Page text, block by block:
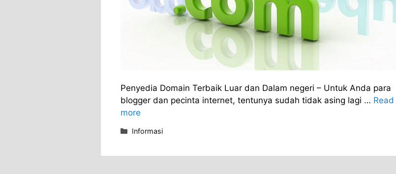
Penyedia Domain Terbaik Luar dan Dalam negeri – Untuk Anda para
blogger dan pecinta internet, tentunya sudah tidak asing lagi … Read
more
Categories
Informasi